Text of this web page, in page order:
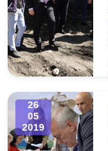
26
05
2019